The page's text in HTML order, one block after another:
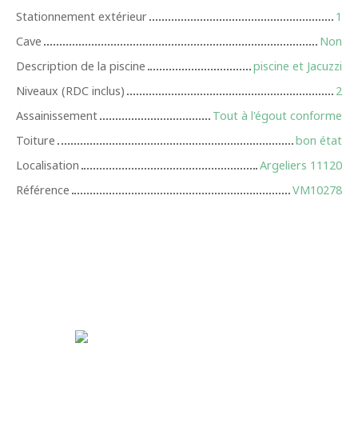
Stationnement extérieur
1
Cave
Non
Description de la piscine
piscine et Jacuzzi
Niveaux (RDC inclus)
2
Assainissement
Tout à l'égout conforme
Toiture
bon état
Localisation
Argeliers 11120
Référence
VM10278